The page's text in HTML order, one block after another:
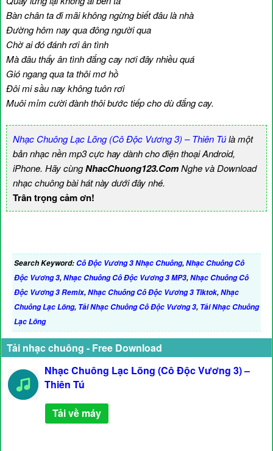
Bàn chân ta đi mãi không ngừng biết đâu là nhà
Đường hôm nay qua đông người qua
Chờ ai đó đánh rơi ân tình
Mà đâu thấy ân tình đắng cay nơi đây nhiều quá
Gió ngang qua ta thôi mơ hồ
Đôi mi sầu nay không tuôn rơi
Muôi mỉm cười đành thôi bước tiếp cho dù đắng cay.
Nhạc Chuông Lạc Lõng (Cô Độc Vương 3) – Thiên Túlà một
bản nhạc nền mp3 cực hay dành cho điện thoại Android,
iPhone. Hãy cùngNhacChuong123.ComNghe và Download
nhạc chuông bài hát này dưới đây nhé.
Trân trọng cảm ơn!
Search Keyword:Cô Độc Vương 3 Nhạc Chuông,Nhạc Chuông Cô
Độc Vương 3,Nhạc Chuông Cô Độc Vương 3 MP3,Nhạc Chuông Cô
Độc Vương 3 Remix,Nhạc Chuông Cô Độc Vương 3 Tiktok,Nhạc
Chuông Lạc Lõng, Tải Nhạc Chuông Cô Độc Vương 3, Tải Nhạc Chuông
Lạc Lõng
Tải nhạc chuông - Free Download
Nhạc Chuông Lạc Lõng (Cô Độc Vương 3) –
Thiên Tú
Tải về máy